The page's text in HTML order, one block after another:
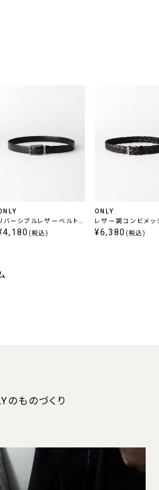
バーシブルレザーベルト
ラック/ブラウン 定番
(税込)
ONLY
レザー調コンビメッ
ルト ブラウン
¥6,380 (税込)
のものづくり